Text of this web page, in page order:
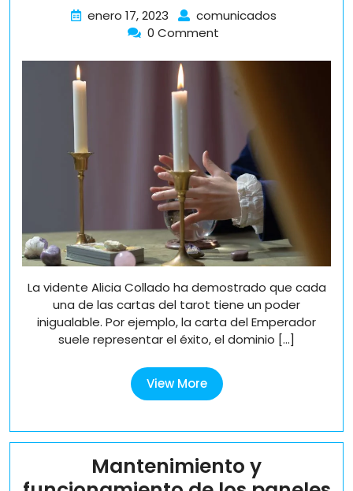
son
las
cartas
más
poderosas
tarot
enero 17, 2023enero
17,
comunicadosDescubra
las
0 Comment
La vidente Alicia Collado ha demostrado que cada
una de las cartas del tarot tiene un poder
inigualable. Por ejemplo, la carta del Emperador
suele representar el éxito, el dominio [...]
View MoreView
More
Mantenimiento y